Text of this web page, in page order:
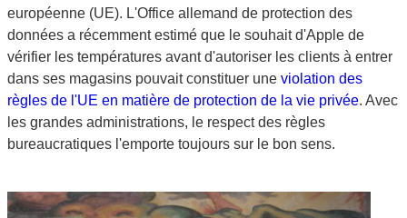
européenne (UE). L'Office allemand de protection des
données a récemment estimé que le souhait d'Apple de
vérifier les températures avant d'autoriser les clients à entrer
dans ses magasins pouvait constituer une violation des
règles de l'UE en matière de protection de la vie privée. Avec
les grandes administrations, le respect des règles
bureaucratiques l'emporte toujours sur le bon sens.